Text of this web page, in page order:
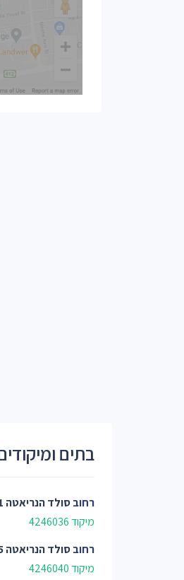
בתים
רחובסולד הנריאטה 1
מיקוד 4246036
רחובסולד הנריאטה 5
מיקוד 4246040